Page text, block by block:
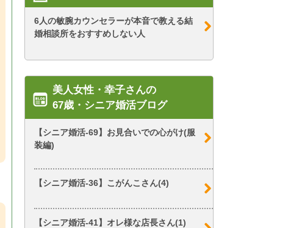
6人の敏腕カウンセラーが本音で教える結
婚相談所をおすすめしない人
美人女性・幸子さんの
67歳・シニア婚活ブログ
【シニア婚活-69】お見合いでの心がけ(服
装編)
【シニア婚活-36】こがんこさん(4)
【シニア婚活-41】オレ様な店長さん(1)